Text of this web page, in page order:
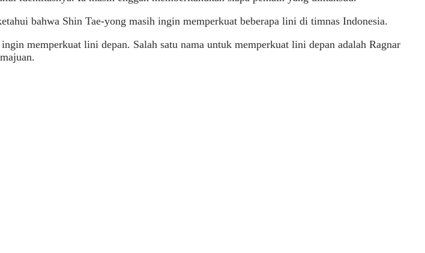
bahwa Shin Tae-yong masih ingin memperkuat beberapa lini di timnas Indonesia.
memperkuat lini depan. Salah satu nama untuk memperkuat lini depan adalah Ragnar